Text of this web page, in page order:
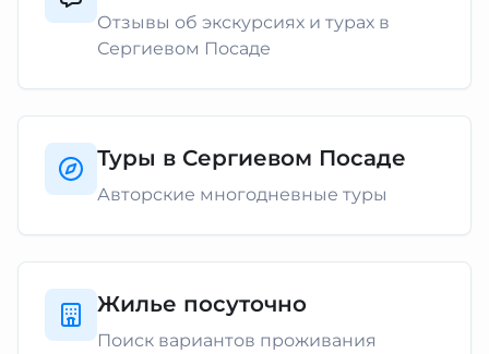
Отзывы об экскурсиях и турах в
Сергиевом Посаде
Туры в Сергиевом Посаде
Авторские многодневные туры
Жилье посуточно
Поиск вариантов проживания